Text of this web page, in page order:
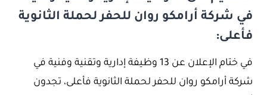
في شركة أرامكو روان للحفر لحملة الثانوية
فأعلى:
في ختام الإعلان عن 13 وظيفة إدارية وتقنية وفنية في
شركة أرامكو روان للحفر لحملة الثانوية فأعلى، تجدون